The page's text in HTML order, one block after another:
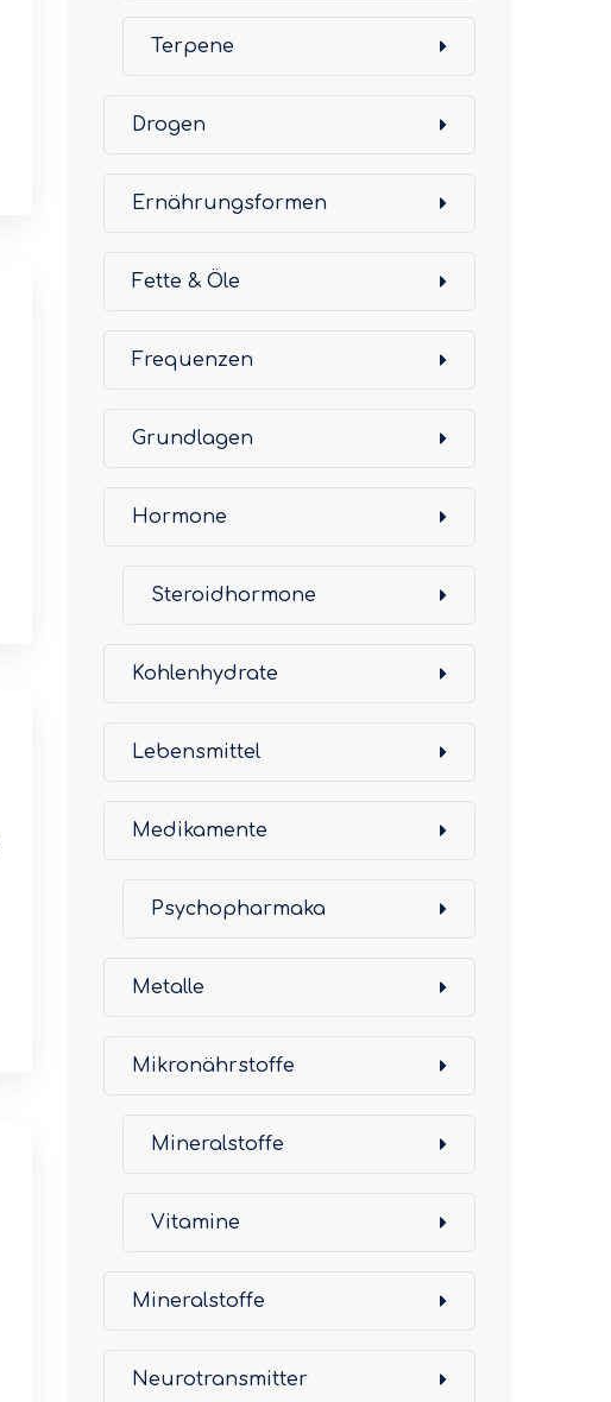
Terpene
Drogen
Ernährungsformen
Fette & Öle
Frequenzen
Grundlagen
Hormone
Steroidhormone
Kohlenhydrate
Lebensmittel
Medikamente
Psychopharmaka
Metalle
Mikronährstoffe
Mineralstoffe
Vitamine
Mineralstoffe
Neurotransmitter